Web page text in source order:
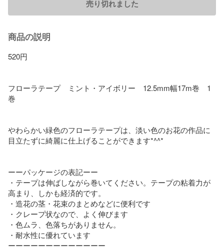
売り切れました
商品の説明
520円
フローラテープ　ミント・アイボリー　12.5mm幅17m巻　1
巻
やわらかい緑色のフローラテープは、淡い色のお花の作品に
目立たずに綺麗に仕上げることができます*^^*
ーーパッケージの表記ーー
・テープは伸ばしながら巻いてください。テープの粘着力が
高まり、しかも経済的です。
・造花の茎・花束のまとめなどに便利です
・クレープ状なので、よく伸びます
・色ムラ、色落ちがありません。
・耐水性に優れています
ーーーーーーーーーーーーー